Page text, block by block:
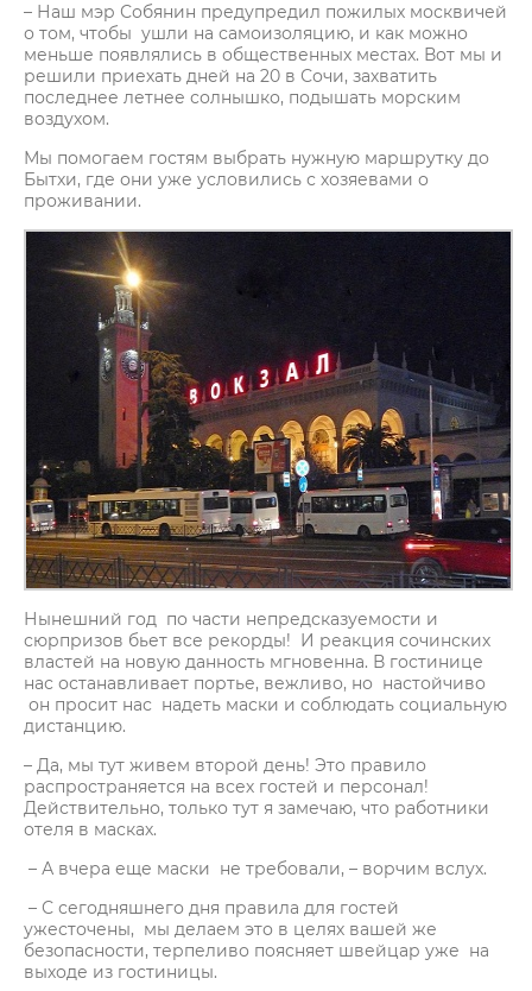
– Наш мэр Собянин предупредил пожилых москвичей
о том, чтобы ушли на самоизоляцию, и как можно
меньше появлялись в общественных местах. Вот мы и
решили приехать дней на 20 в Сочи, захватить
последнее летнее солнышко, подышать морским
воздухом.
Мы помогаем гостям выбрать нужную маршрутку до
Бытхи, где они уже условились с хозяевами о
проживании.
Нынешний год по части непредсказуемости и
сюрпризов бьет все рекорды! И реакция сочинских
властей на новую данность мгновенна. В гостинице
нас останавливает портье, вежливо, но настойчиво
он просит нас надеть маски и соблюдать социальную
дистанцию.
– Да, мы тут живем второй день! Это правило
распространяется на всех гостей и персонал!
Действительно, только тут я замечаю, что работники
отеля в масках.
– А вчера еще маски не требовали, – ворчим вслух.
– С сегодняшнего дня правила для гостей
ужесточены, мы делаем это в целях вашей же
безопасности, терпеливо поясняет швейцар уже на
выходе из гостиницы.